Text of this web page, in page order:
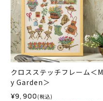
クロスステッチフレーム＜M
y Garden＞
¥9,900 (税込)